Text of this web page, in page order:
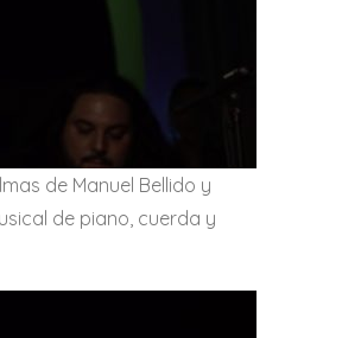
de Manuel Bellido y
de piano, cuerda y